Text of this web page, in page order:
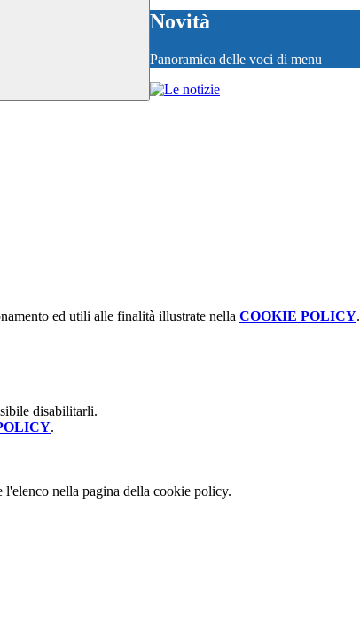
Novità
Panoramica delle voci di menu
ed utili alle finalità illustrate nella COOKIE POLICY.
disabilitarli.
.
l'elenco nella pagina della cookie policy.